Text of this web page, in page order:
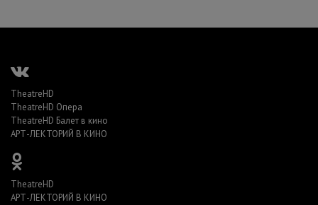
TheatreHD
TheatreHD Опера
TheatreHD Балет в кино
АРТ-ЛЕКТОРИЙ В КИНО
TheatreHD
АРТ-ЛЕКТОРИЙ В КИНО